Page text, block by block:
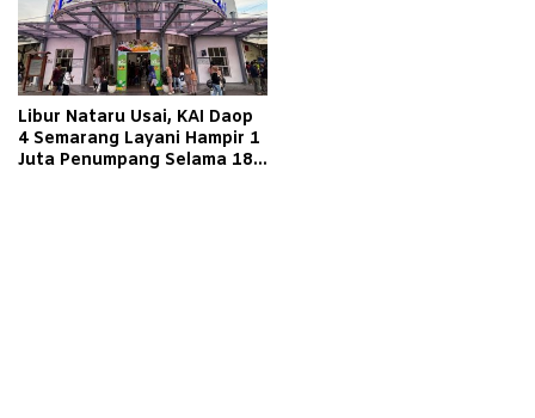
Libur Nataru Usai, KAI Daop
4 Semarang Layani Hampir 1
Juta Penumpang Selama 18